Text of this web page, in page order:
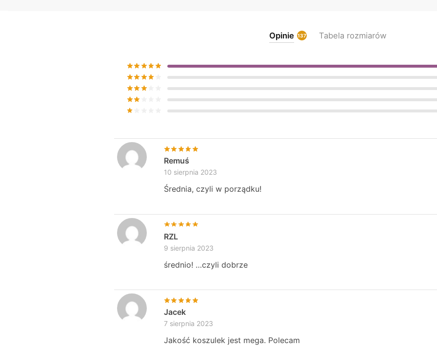
chosen
product
page
Opinie 137 Tabela rozmiarów
Remuś
10 sierpnia 2023
Średnia, czyli w porządku!
RZL
9 sierpnia 2023
średnio! …czyli dobrze
Jacek
7 sierpnia 2023
Jakość koszulek jest mega. Polecam